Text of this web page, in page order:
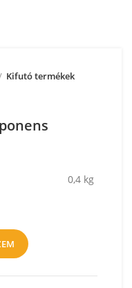
Kifutó termékek
0,4 kg